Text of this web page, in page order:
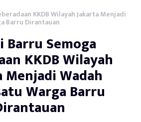
KKDB Wilayah Jakarta Menjadi
Barru Dirantauan
Barru Semoga
KKDB Wilayah
Menjadi Wadah
Warga Barru